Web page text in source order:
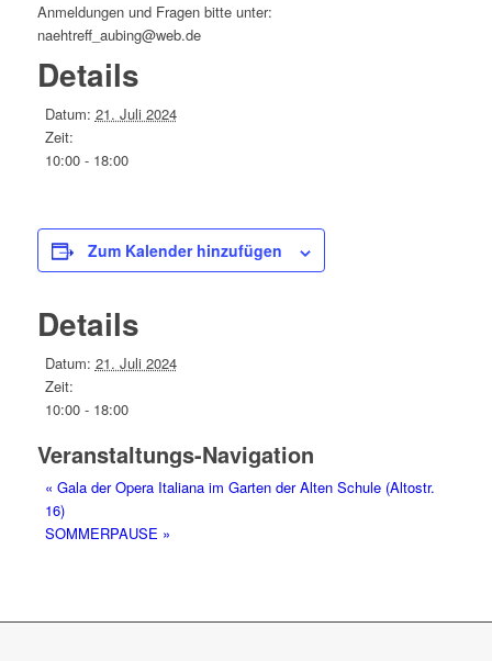
Anmeldungen und Fragen bitte unter:
naehtreff_aubing@web.de
Details
Datum: 21. Juli 2024
Zeit:
10:00 - 18:00
Zum Kalender hinzufügen
Details
Datum: 21. Juli 2024
Zeit:
10:00 - 18:00
Veranstaltungs-Navigation
« Gala der Opera Italiana im Garten der Alten Schule (Altostr.
16)
SOMMERPAUSE »